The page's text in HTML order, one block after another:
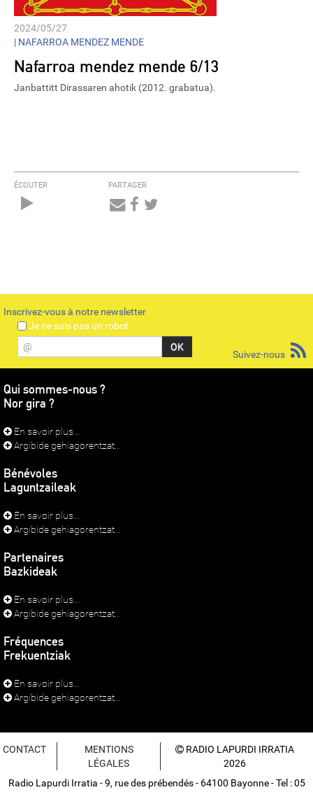
2024/05/27
| NAFARROA MENDEZ MENDE
Nafarroa mendez mende 6/13
Janbattitt Dirassaren ahotik (2012. grabatua).
ÉCOUTER PARTAGER
Inscrivez-vous à notre newsletter
Je ne suis pas un robot
@
Suivez-nous
Qui sommes-nous ?
Nor gira ?
En savoir plus...
Argibide gehiagorentzat...
Bénévoles
Laguntzaileak
En savoir plus...
Argibide gehiagorentzat...
Partenaires
Bazkideak
En savoir plus...
Argibide gehiagorentzat...
Fréquences
Frekuentziak
En savoir plus...
Argibide gehiagorentzat...
CONTACT
MENTIONS
LÉGALES
RADIO LAPURDI IRRATIA
2026
Radio Lapurdi Irratia - 9, rue des prébendés - 64100 Bayonne - Tel : 05